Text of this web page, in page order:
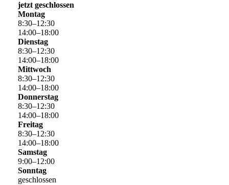
jetzt geschlossen
Montag
8:30–12:30
14:00–18:00
Dienstag
8:30–12:30
14:00–18:00
Mittwoch
8:30–12:30
14:00–18:00
Donnerstag
8:30–12:30
14:00–18:00
Freitag
8:30–12:30
14:00–18:00
Samstag
9:00–12:00
Sonntag
geschlossen